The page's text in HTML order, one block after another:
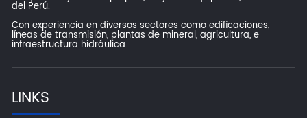
del Perú.
Con experiencia en diversos sectores como edificaciones,
líneas de transmisión, plantas de mineral, agricultura, e
infraestructura hidráulica.
LINKS